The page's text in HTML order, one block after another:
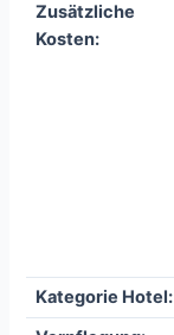
Zusätzliche
Kosten:
Kategorie Hotel: